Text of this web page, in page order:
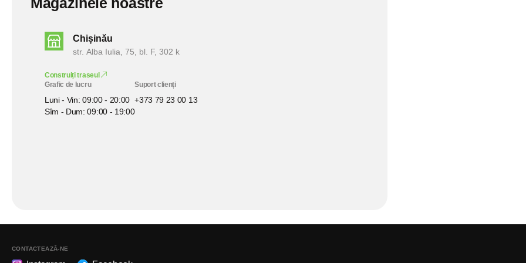
Chișinău
str. Alba Iulia, 75, bl. F, 302 k
Construiți traseul
Grafic de lucru
Luni - Vin: 09:00 - 20:00
Sîm - Dum: 09:00 - 19:00
Suport clienți
+373 79 23 00 13
CONTACTEAZĂ-NE